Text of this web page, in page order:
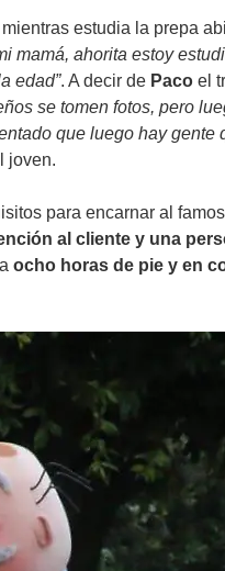
estudia la prepa
ahorita estoy
edad”. A decir de Paco el
se tomen fotos, pero
que luego hay
joven.
para encarnar al
al cliente y una
ocho horas de pie y en